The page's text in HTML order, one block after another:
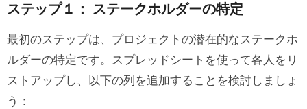
ステップ１： ステークホルダーの特定
最初のステップは、プロジェクトの潜在的なステークホ
ルダーの特定です。スプレッドシートを使って各人をリ
ストアップし、以下の列を追加することを検討しましょ
う：